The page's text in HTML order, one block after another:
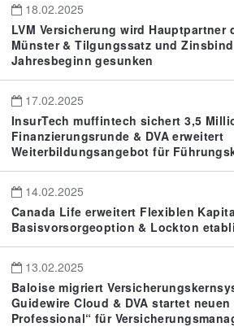
18.02.2025
LVM Versicherung wird Hauptpartner
Münster & Tilgungssatz und
Jahresbeginn gesunken
17.02.2025
InsurTech muffintech sichert 3,5
Finanzierungsrunde & DVA erweitert
Weiterbildungsangebot für
14.02.2025
Canada Life erweitert Flexiblen
Basisvorsorgeoption & Lockton
13.02.2025
Baloise migriert
Guidewire Cloud & DVA startet neuen
Professional“ für